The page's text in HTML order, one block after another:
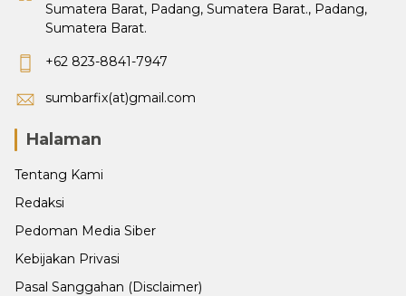
Sumatera Barat, Padang, Sumatera Barat., Padang,
Sumatera Barat.
+62 823-8841-7947
sumbarfix(at)gmail.com
Halaman
Tentang Kami
Redaksi
Pedoman Media Siber
Kebijakan Privasi
Pasal Sanggahan (Disclaimer)